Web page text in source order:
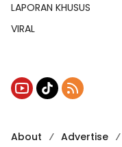
LAPORAN KHUSUS
VIRAL
About Advertise